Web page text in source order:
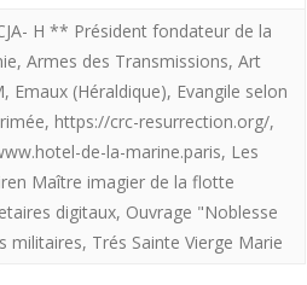
H ** Président fondateur de la
, Armes des Transmissions, Art
, Emaux (Héraldique), Evangile selon
, https://crc-resurrection.org/,
de-la-marine.paris, Les
Maître imagier de la flotte
digitaux, Ouvrage "Noblesse
militaires, Trés Sainte Vierge Marie